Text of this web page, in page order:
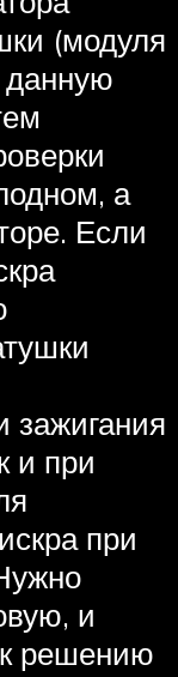
(модуля
данную
а
Если
зажигания
и при
при
и
решению